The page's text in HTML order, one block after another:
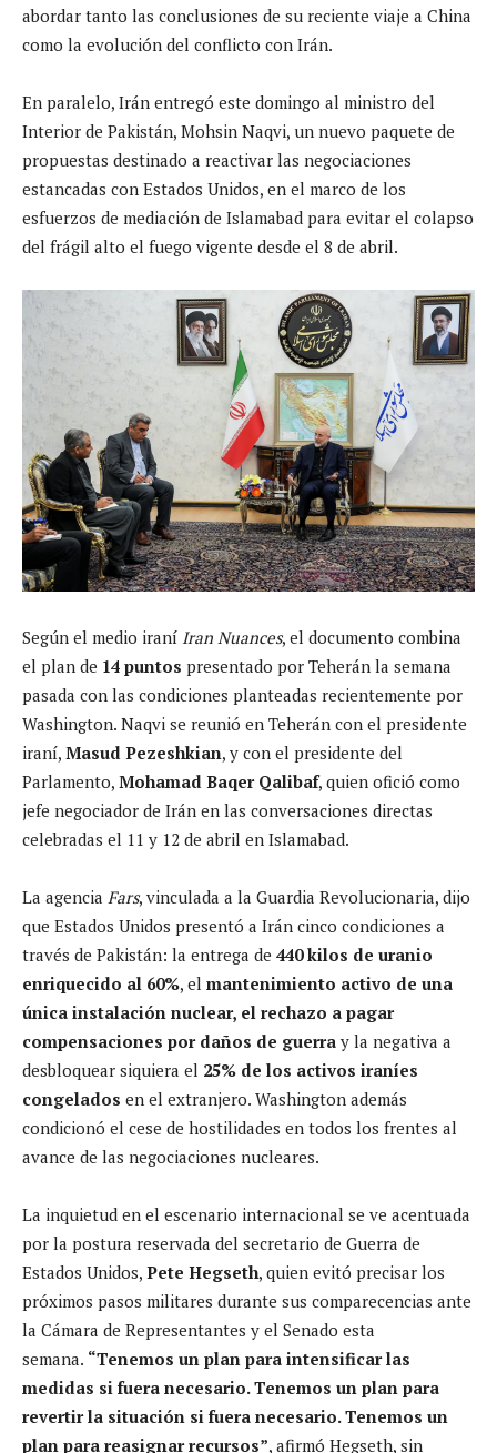
abordar tanto las conclusiones de su reciente viaje a China
como la evolución del conflicto con Irán.
En paralelo, Irán entregó este domingo al ministro del
Interior de Pakistán, Mohsin Naqvi, un nuevo paquete de
propuestas destinado a reactivar las negociaciones
estancadas con Estados Unidos, en el marco de los
esfuerzos de mediación de Islamabad para evitar el colapso
del frágil alto el fuego vigente desde el 8 de abril.
Según el medio iraní Iran Nuances, el documento combina
el plan de 14 puntos presentado por Teherán la semana
pasada con las condiciones planteadas recientemente por
Washington. Naqvi se reunió en Teherán con el presidente
iraní, Masud Pezeshkian, y con el presidente del
Parlamento, Mohamad Baqer Qalibaf, quien ofició como
jefe negociador de Irán en las conversaciones directas
celebradas el 11 y 12 de abril en Islamabad.
La agencia Fars, vinculada a la Guardia Revolucionaria, dijo
que Estados Unidos presentó a Irán cinco condiciones a
través de Pakistán: la entrega de 440 kilos de uranio
enriquecido al 60%, el mantenimiento activo de una
única instalación nuclear, el rechazo a pagar
compensaciones por daños de guerra y la negativa a
desbloquear siquiera el 25% de los activos iraníes
congelados en el extranjero. Washington además
condicionó el cese de hostilidades en todos los frentes al
avance de las negociaciones nucleares.
La inquietud en el escenario internacional se ve acentuada
por la postura reservada del secretario de Guerra de
Estados Unidos, Pete Hegseth, quien evitó precisar los
próximos pasos militares durante sus comparecencias ante
la Cámara de Representantes y el Senado esta
semana. “Tenemos un plan para intensificar las
medidas si fuera necesario. Tenemos un plan para
revertir la situación si fuera necesario. Tenemos un
plan para reasignar recursos”, afirmó Hegseth, sin